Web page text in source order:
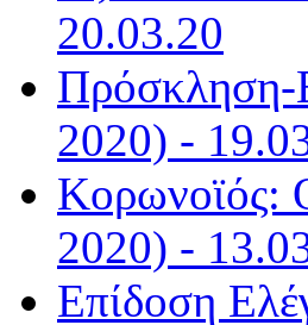
20.03.20
Πρόσκληση-
2020) -
Κορωνοϊός:
2020) -
Επίδοση